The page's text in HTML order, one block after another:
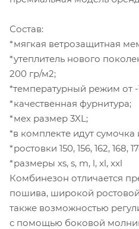
Состав:
*мягкая ветрозащитная
*утеплитель нового
200 гр/м2;
*температурный режим от
*качественная фурнитура;
*мех размер 3XL;
*в комплекте идут сумочка
*ростовки 150, 156, 162, 168,
*размеры xs, s, m, l, xl, xxl
Комбинезон отличается
пошива, широкой
также возможностью
с помощью боковой